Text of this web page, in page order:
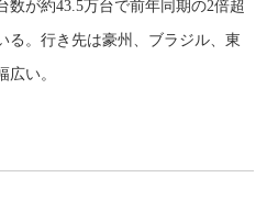
数が約43.5万台で前年同期の2倍超
る。行き先は豪州、ブラジル、東
い。